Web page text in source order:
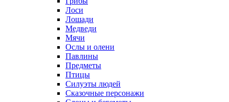
Лоси
Лошади
Медведи
Мячи
Ослы и олени
Павлины
Предметы
Птицы
Силуэты людей
Сказочные персонажи